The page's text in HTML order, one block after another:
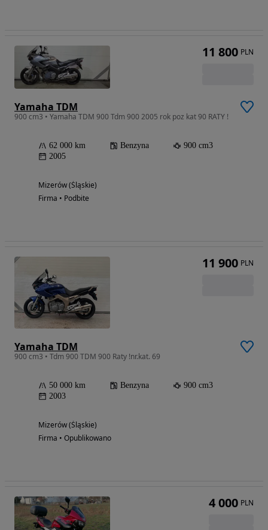
Yamaha TDM
900 cm3 • Yamaha TDM 900 Tdm 900 2005 rok poz kat 90 RATY !
62 000 km Benzyna
900 cm3
2005
Mizerów (Śląskie)
Firma • Podbite
11 800 PLN
Yamaha TDM
900 cm3 • Tdm 900 TDM 900 Raty !nr.kat. 69
50 000 km Benzyna
900 cm3
2003
Mizerów (Śląskie)
Firma • Opublikowano
11 900 PLN
4 000 PLN